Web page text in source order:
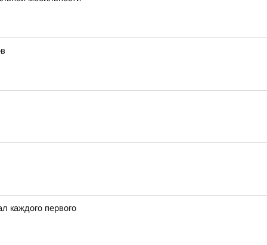
каждого первого